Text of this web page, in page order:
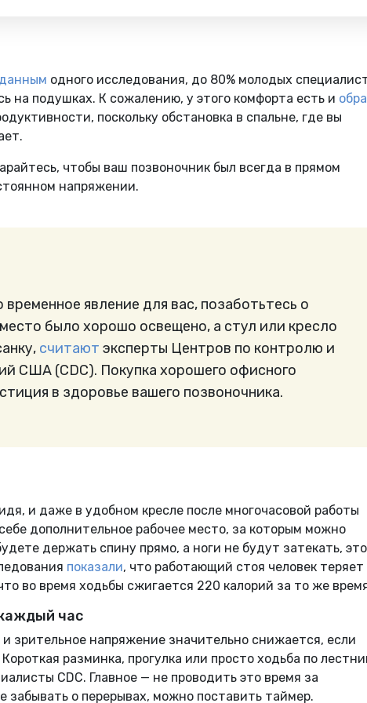
одного исследования, до 80% молодых
на подушках. К сожалению, у этого комфорта есть и
поскольку обстановка в спальне, где вы
чтобы ваш позвоночник был всегда в прямом
напряжении.
явление для вас, позаботьтесь о
было хорошо освещено, а стул или кресло
считают эксперты Центров по контролю и
США (CDC). Покупка хорошего офисного
в здоровье вашего позвоночника.
и даже в удобном кресле после многочасовой работы
дополнительное рабочее место, за которым можно
держать спину прямо, а ноги не будут затекать, это
показали, что работающий стоя человек теряет
во время ходьбы сжигается 220 калорий за то же
час
зрительное напряжение значительно снижается, если
разминка, прогулка или просто ходьба по
CDC. Главное — не проводить это время за
о перерывах, можно поставить таймер.